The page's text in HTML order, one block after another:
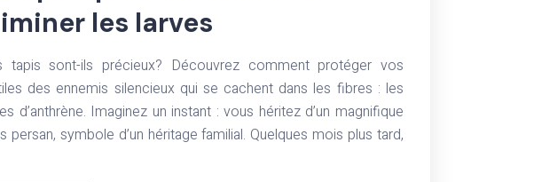
les larves
tapis sont-ils précieux? Découvrez comment protéger vos
des ennemis silencieux qui se cachent dans les fibres : les
d’anthrène. Imaginez un instant : vous héritez d’un magnifique
persan, symbole d’un héritage familial. Quelques mois plus tard,